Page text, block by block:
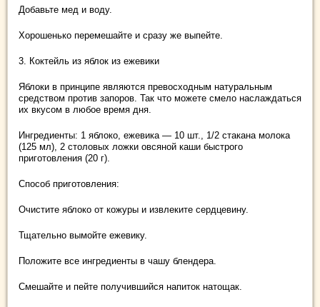
Добавьте мед и воду.
Хорошенько перемешайте и сразу же выпейте.
3. Коктейль из яблок из ежевики
Яблоки в принципе являются превосходным натуральным
средством против запоров. Так что можете смело наслаждаться
их вкусом в любое время дня.
Ингредиенты: 1 яблоко, ежевика — 10 шт., 1/2 стакана молока
(125 мл), 2 столовых ложки овсяной каши быстрого
приготовления (20 г).
Способ приготовления:
Очистите яблоко от кожуры и извлеките сердцевину.
Тщательно вымойте ежевику.
Положите все ингредиенты в чашу блендера.
Смешайте и пейте получившийся напиток натощак.